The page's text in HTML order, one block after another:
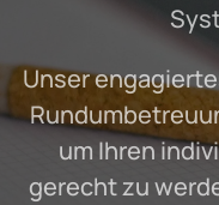
Unser
um Ihren
gerecht zu